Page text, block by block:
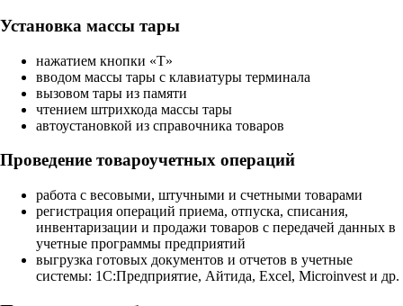
Установка массы тары
нажатием кнопки «T»
вводом массы тары с клавиатуры терминала
вызовом тары из памяти
чтением штрихкода массы тары
автоустановкой из справочника товаров
Проведение товароучетных операций
работа с весовыми, штучными и счетными товарами
регистрация операций приема, отпуска, списания,
инвентаризации и продажи товаров с передачей данных в
учетные программы предприятий
выгрузка готовых документов и отчетов в учетные
системы: 1С:Предприятие, Айтида, Excel, Microinvest и др.